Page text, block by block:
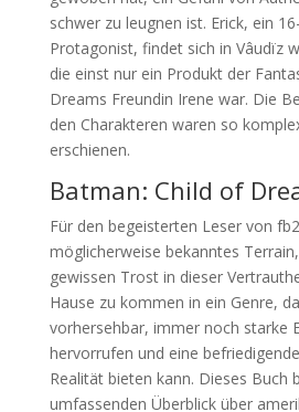
schwer zu leugnen ist. Erick, ein
Protagonist, findet sich in Vâudïz
die einst nur ein Produkt der
Dreams Freundin Irene war. Die
den Charakteren waren so
erschienen.
Batman: Child of
Für den begeisterten Leser von
möglicherweise bekanntes
gewissen Trost in dieser
Hause zu kommen in ein Genre,
vorhersehbar, immer noch starke
hervorrufen und eine
Realität bieten kann. Dieses Buch
umfassenden Überblick über